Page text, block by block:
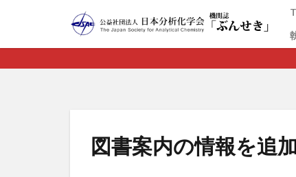
図書案内の情報を追
カテゴリー